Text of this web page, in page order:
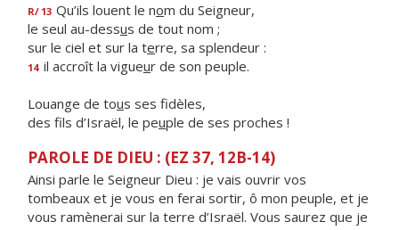
R/ 13 Qu’ils louent le nom du Seigneur,
le seul au-dessus de tout nom ;
sur le ciel et sur la terre, sa splendeur :
14 il accroît la vigueur de son peuple.
Louange de tous ses fidèles,
des fils d’Israël, le peuple de ses proches !
PAROLE DE DIEU : (EZ 37, 12B-14)
Ainsi parle le Seigneur Dieu : je vais ouvrir vos
tombeaux et je vous en ferai sortir, ô mon peuple, et je
vous ramènerai sur la terre d’Israël. Vous saurez que je